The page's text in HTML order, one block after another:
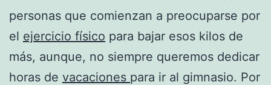
personas que comienzan a preocuparse por
el ejercicio físico para bajar esos kilos de
más, aunque, no siempre queremos dedicar
horas de vacaciones para ir al gimnasio. Por